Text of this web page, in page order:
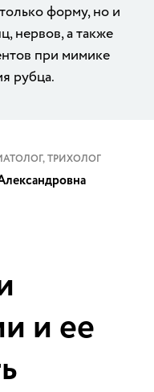
форму, но и
нервов, а также
при мимике
рубца.
ТРИХОЛОГ
и ее